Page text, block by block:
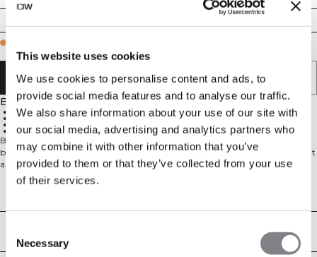
This website uses cookies
We use cookies to personalise content and ads, to
provide social media features and to analyse our traffic.
We also share information about your use of our site with
our social media, advertising and analytics partners who
may combine it with other information that you’ve
provided to them or that they’ve collected from your use
of their services.
Selection
Necessary
IN DEN WARENKORB LEGEN
Beschreibung
French Terry
Mittelhoher Bund
Normale Passform
Kordelzugbund
Bequeme Frottee-Shorts für den Alltag. Die Everyday Terry Mid Shorts W
bestehen aus einem weichen Frotteegewebe, das sich angenehm auf der Haut
anfühlt und nach dem Workout leicht absorbierend wirkt. Der mittelhohe
Bund sitzt bequem auf der Hüfte und die normale Passform sorgt für eine
klaren Look und eine dauerhaft schöne Form, während das minimalistische
Ein vielseitiges Basic, zu dem du die ganze Saison über immer wieder greifst.